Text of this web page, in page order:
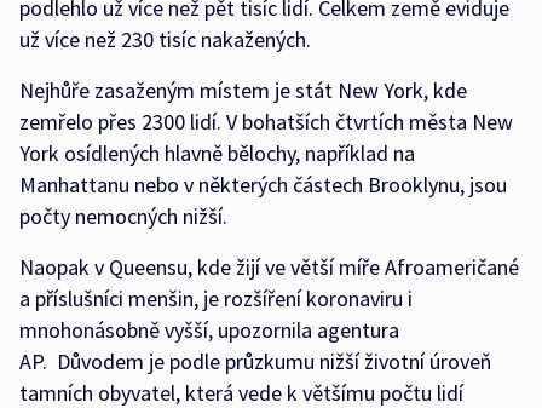
podlehlo už více než pět tisíc lidí. Celkem země eviduje
už více než 230 tisíc nakažených.
Nejhůře zasaženým místem je stát New York, kde
zemřelo přes 2300 lidí. V bohatších čtvrtích města New
York osídlených hlavně bělochy, například na
Manhattanu nebo v některých částech Brooklynu, jsou
počty nemocných nižší.
Naopak v Queensu, kde žijí ve větší míře Afroameričané
a příslušníci menšin, je rozšíření koronaviru i
mnohonásobně vyšší, upozornila agentura
AP. Důvodem je podle průzkumu nižší životní úroveň
tamních obyvatel, která vede k většímu počtu lidí